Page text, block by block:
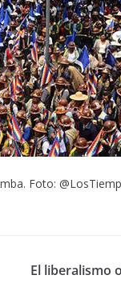
Foto:
El liberalismo